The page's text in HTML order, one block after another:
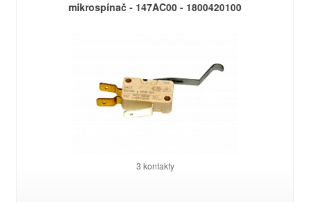
mikrospínač - 147AC00 - 1800420100
3 kontakty